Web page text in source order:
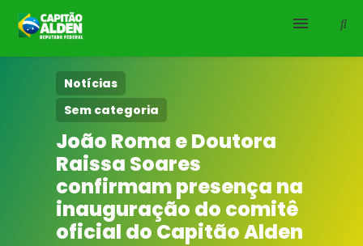
HOME
NOTÍCIAS
BIOGRAFIA
DOWNLOADS
Notícias
Sem categoria
João Roma e Doutora
Raissa Soares
confirmam presença na
inauguração do comitê
oficial do Capitão Alden